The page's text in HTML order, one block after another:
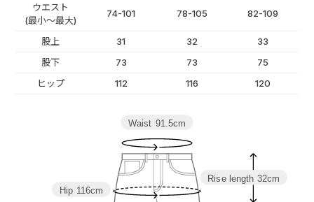
ウエスト
(最小～最大)
74-101 78-105 82-109
股上 31 32
33
股下
73 73
75
ヒップ
112 116 120
Rise length 32cm
Hip 116cm
Waist 91.5cm